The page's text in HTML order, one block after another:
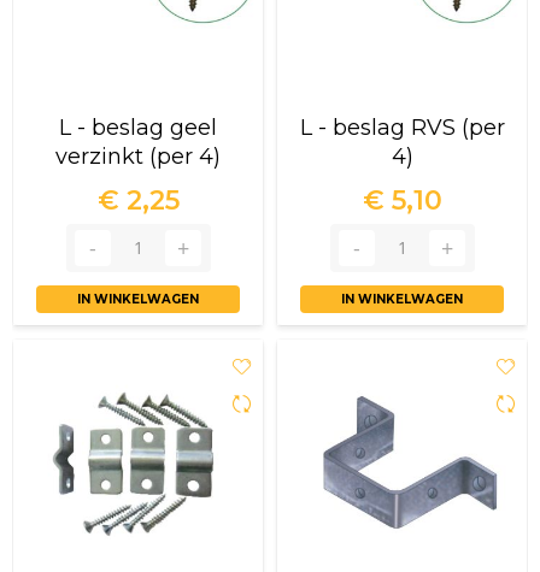
kwaliteiten. Voor meer informatie over onze
L - beslag geel
verzinkt (per 4)
€ 2,25
IN WINKELWAGEN
L - beslag RVS (per
4)
€ 5,10
IN WINKELWAGEN